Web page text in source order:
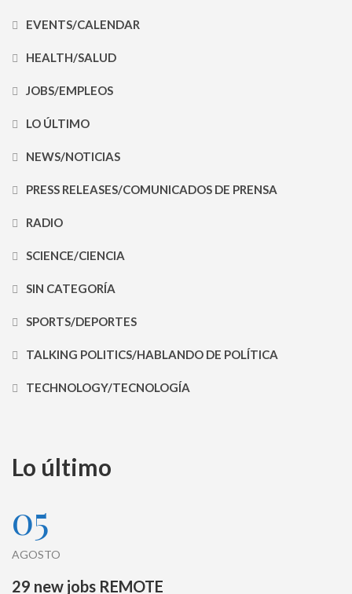
EVENTS/CALENDAR
HEALTH/SALUD
JOBS/EMPLEOS
LO ÚLTIMO
NEWS/NOTICIAS
PRESS RELEASES/COMUNICADOS DE PRENSA
RADIO
SCIENCE/CIENCIA
SIN CATEGORÍA
SPORTS/DEPORTES
TALKING POLITICS/HABLANDO DE POLÍTICA
TECHNOLOGY/TECNOLOGÍA
Lo último
05
AGOSTO
29 new jobs REMOTE